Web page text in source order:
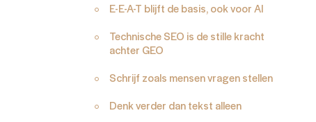
E-E-A-T blijft de basis, ook voor AI
Technische SEO is de stille kracht
achter GEO
Schrijf zoals mensen vragen stellen
Denk verder dan tekst alleen